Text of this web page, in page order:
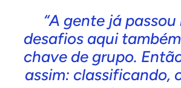
“A gente já
desafios aqui
chave de grupo.
assim: classificando,